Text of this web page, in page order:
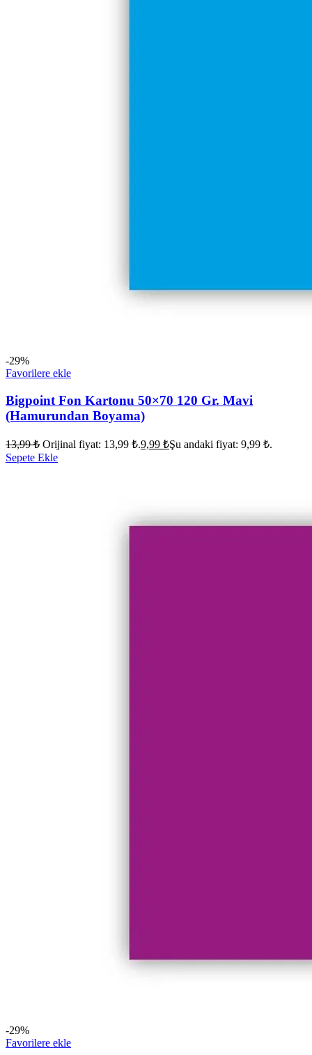
-29%
Favorilere ekle
Bigpoint Fon Kartonu 50×70 120 Gr. Mavi
(Hamurundan Boyama)
13,99₺ Orijinal fiyat: 13,99 ₺.9,99 ₺Şu andaki fiyat: 9,99 ₺.
Sepete Ekle
-29%
Favorilere ekle